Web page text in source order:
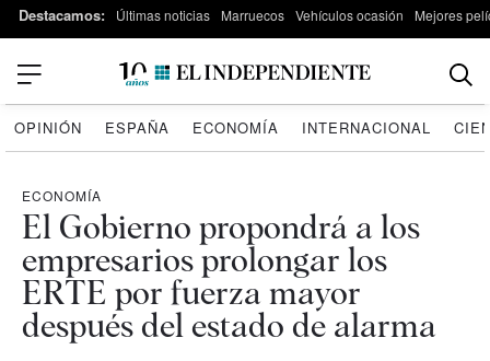
Destacamos: Últimas noticias Marruecos Vehículos ocasión Mejores
OPINIÓN ESPAÑA ECONOMÍA INTERNACIONAL
ECONOMÍA
El Gobierno propondrá a los
empresarios prolongar los
ERTE por fuerza mayor
después del estado de alarma